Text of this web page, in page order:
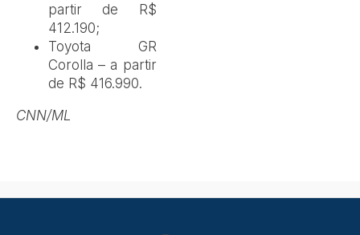
partir de R$
412.190;
Toyota GR
Corolla – a partir
de R$ 416.990.
CNN/ML